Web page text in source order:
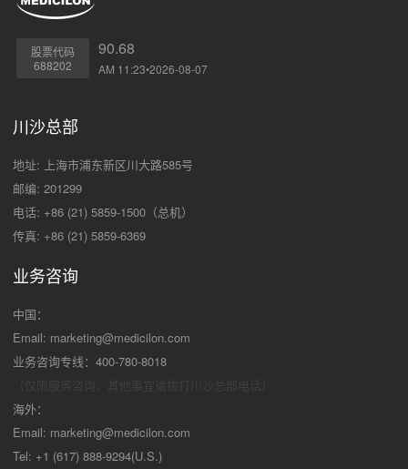
股票代码
688202
90.68
AM 11:23•2026-08-07
川沙总部
地址: 上海市浦东新区川大路585号
邮编: 201299
电话: +86 (21) 5859-1500（总机）
传真: +86 (21) 5859-6369
业务咨询
中国：
Email: marketing@medicilon.com
业务咨询专线：400-780-8018
海外：
Email: marketing@medicilon.com
Tel: +1 (617) 888-9294(U.S.)